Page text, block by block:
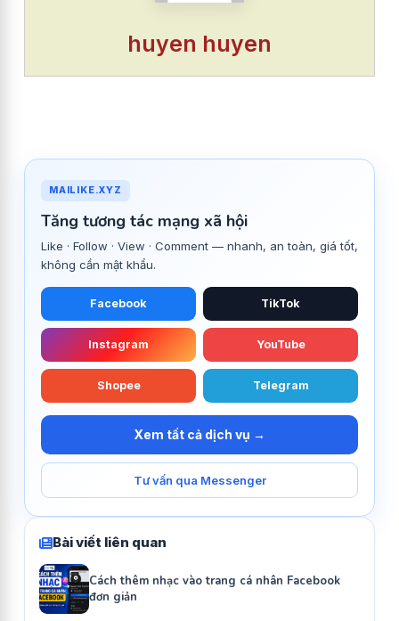
huyen huyen
MAILIKE.XYZ
Tăng tương tác mạng xã hội
Like · Follow · View · Comment — nhanh, an toàn, giá tốt,
không cần mật khẩu.
Facebook TikTok
Instagram YouTube
Shopee Telegram
Xem tất cả dịch vụ →
Tư vấn qua Messenger
Bài viết liên quan
Cách thêm nhạc vào trang cá nhân Facebook
đơn giản